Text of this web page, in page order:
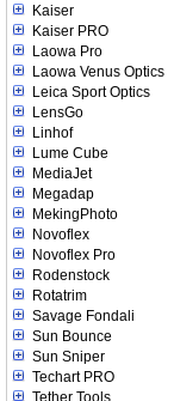
Kaiser
Kaiser PRO
Laowa Pro
Laowa Venus Optics
Leica Sport Optics
LensGo
Linhof
Lume Cube
MediaJet
Megadap
MekingPhoto
Novoflex
Novoflex Pro
Rodenstock
Rotatrim
Savage Fondali
Sun Bounce
Sun Sniper
Techart PRO
Tether Tools